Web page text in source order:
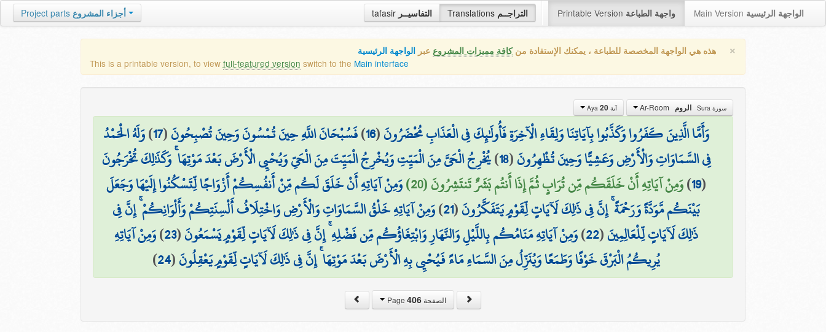
tafasir التفاسيــر Translations التراجــم Printable Version واجهة الطباعة Main Version الواجهة الرئيسية Project parts أجزاء المشروع
× هذه هي الواجهة المخصصة للطباعة ، يمكنك الإستفادة منكافة مميزات المشروع عبر الواجهة الرئيسية
This is a printable version, to view full-featured version switch to the Main interface
سورة Sura الروم آية Aya 20
وَأَمَّا الَّذِينَ كَفَرُوا وَكَذَّبُوا بِآيَاتِنَا وَلِقَاءِ الْآخِرَةِ فَأُولَٰئِكَ فِي الْعَذَابِ مُحْضَرُونَ(
16
)فَسُبْحَانَ اللَّهِ حِينَ تُمْسُونَ وَحِينَ تُصْبِحُونَ(
17
)وَلَهُ الْحَمْدُ
فِي السَّمَاوَاتِ وَالْأَرْضِ وَعَشِيًّا وَحِينَ تُظْهِرُونَ(
18
)يُخْرِجُ الْحَيَّ مِنَ الْمَيِّتِ وَيُخْرِجُ الْمَيِّتَ مِنَ الْحَيِّ وَيُحْيِي الْأَرْضَ بَعْدَ مَوْتِهَا ۚ وَكَذَٰلِكَ تُخْرَجُونَ
(
19
)وَمِنْ آيَاتِهِ أَنْ خَلَقَكُم مِّن تُرَابٍ ثُمَّ إِذَا أَنتُم بَشَرٌ تَنتَشِرُونَ (20)
وَمِنْ آيَاتِهِ أَنْ خَلَقَ لَكُم مِّنْ أَنفُسِكُمْ أَزْوَاجًا لِّتَسْكُنُوا إِلَيْهَا وَجَعَلَ
بَيْنَكُم مَّوَدَّةً وَرَحْمَةً ۚ إِنَّ فِي ذَٰلِكَ لَآيَاتٍ لِّقَوْمٍ يَتَفَكَّرُونَ(
21
)وَمِنْ آيَاتِهِ خَلْقُ السَّمَاوَاتِ وَالْأَرْضِ وَاخْتِلَافُ أَلْسِنَتِكُمْ وَأَلْوَانِكُمْ ۚ إِنَّ فِي
ذَٰلِكَ لَآيَاتٍ لِّلْعَالِمِينَ(
22
)وَمِنْ آيَاتِهِ مَنَامُكُم بِاللَّيْلِ وَالنَّهَارِ وَابْتِغَاؤُكُم مِّن فَضْلِهِ ۚ إِنَّ فِي ذَٰلِكَ لَآيَاتٍ لِّقَوْمٍ يَسْمَعُونَ(
23
)وَمِنْ آيَاتِهِ
يُرِيكُمُ الْبَرْقَ خَوْفًا وَطَمَعًا وَيُنَزِّلُ مِنَ السَّمَاءِ مَاءً فَيُحْيِي بِهِ الْأَرْضَ بَعْدَ مَوْتِهَا ۚ إِنَّ فِي ذَٰلِكَ لَآيَاتٍ لِّقَوْمٍ يَعْقِلُونَ(
24
)
الصفحة Page406